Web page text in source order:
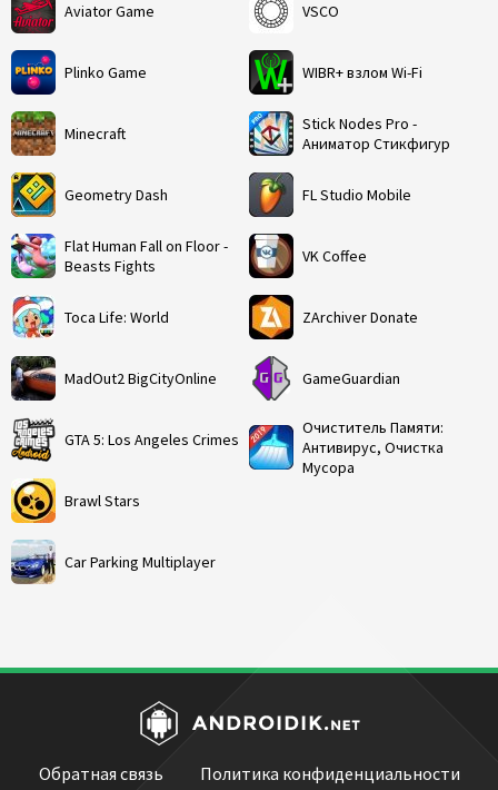
Aviator Game
Plinko Game
Minecraft
Geometry Dash
Flat Human Fall on Floor -
Beasts Fights
Toca Life: World
MadOut2 BigCityOnline
GTA 5: Los Angeles Crimes
Brawl Stars
Car Parking Multiplayer
VSCO
WIBR+ взлом Wi-Fi
Stick Nodes Pro -
Аниматор Стикфигур
FL Studio Mobile
VK Coffee
ZArchiver Donate
GameGuardian
Очиститель Памяти:
Антивирус, Очистка
Мусора
Обратная связь Политика конфиденциальности